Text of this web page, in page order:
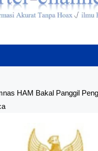
HAM Bakal Panggil